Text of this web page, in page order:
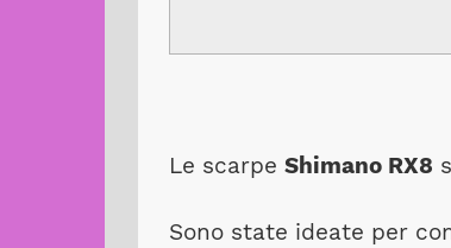
Le scarpe Shimano RX8
Sono state ideate per